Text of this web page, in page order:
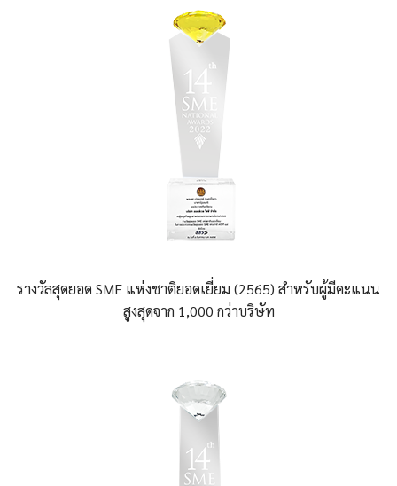
รางวัลสุดยอด SME แห่งชาติยอดเยี่ยม (2565) สำหรับผู้มีคะแนน
สูงสุดจาก 1,000 กว่าบริษัท